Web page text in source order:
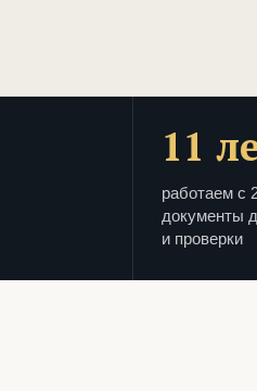
11
работаем с
документы
и проверки